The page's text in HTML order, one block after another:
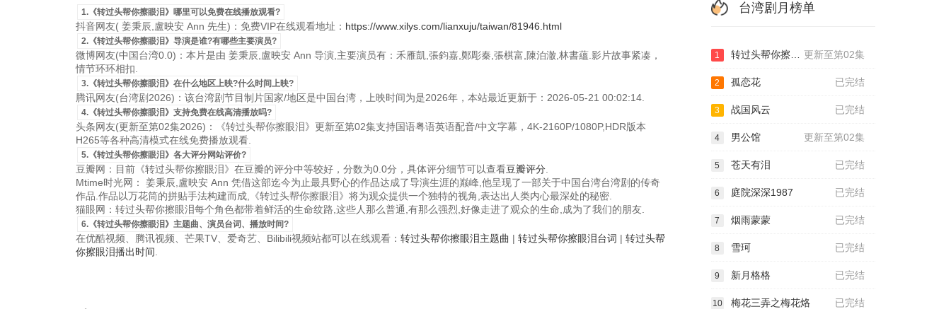
1.《转过头帮你擦眼泪》哪里可以免费在线播放观看?
抖音网友( 姜秉辰,盧映安 Ann 先生)：免费VIP在线观看地址： https://www.xilys.com/lianxuju/taiwan/81946.html
2.《转过头帮你擦眼泪》导演是谁?有哪些主要演员?
微博网友(中国台湾0.0)：本片是由 姜秉辰,盧映安 Ann 导演,主要演员有：禾雁凱,張鈞嘉,鄭彫秦,張棋富,陳泊澈,林書蘊.影片故事紧凑，
情节环环相扣.
3.《转过头帮你擦眼泪》在什么地区上映?什么时间上映?
腾讯网友(台湾剧2026)：该台湾剧节目制片国家/地区是中国台湾，上映时间为是2026年，本站最近更新于：2026-05-21 00:02:14.
4.《转过头帮你擦眼泪》支持免费在线高清播放吗?
头条网友(更新至第02集2026)：《转过头帮你擦眼泪》更新至第02集支持国语粤语英语配音/中文字幕，4K-2160P/1080P,HDR版本
H265等各种高清模式在线免费播放观看.
5.《转过头帮你擦眼泪》各大评分网站评价?
豆瓣网：目前《转过头帮你擦眼泪》在豆瓣的评分中等较好，分数为0.0分，具体评分细节可以查看豆瓣评分
Mtime时光网： 姜秉辰,盧映安 Ann 凭借这部迄今为止最具野心的作品达成了导演生涯的巅峰,他呈现了一部关于中国台湾台湾剧的传奇
作品.作品以万花筒的拼贴手法构建而成,《转过头帮你擦眼泪》将为观众提供一个独特的视角,表达出人类内心最深处的秘密.
猫眼网：转过头帮你擦眼泪每个角色都带着鲜活的生命纹路,这些人那么普通,有那么强烈,好像走进了观众的生命,成为了我们的朋友.
6.《转过头帮你擦眼泪》主题曲、演员台词、播放时间?
在优酷视频、腾讯视频、芒果TV、爱奇艺、Bilibili视频站都可以在线观看： 转过头帮你擦眼泪主题曲 | 转过头帮你擦眼泪台词 | 转过头帮
你擦眼泪播出时间
台湾剧月榜单
更新至第02集
1 转过头帮你擦眼泪
已完结
2 孤恋花
已完结
3 战国风云
更新至第02集
4 男公馆
已完结
5 苍天有泪
已完结
6 庭院深深1987
已完结
7 烟雨蒙蒙
已完结
8 雪珂
已完结
9 新月格格
已完结
10 梅花三弄之梅花烙